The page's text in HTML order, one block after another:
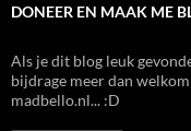
DONEER EN MAAK ME
Als je dit blog leuk
bijdrage meer dan
madbello.nl... :D